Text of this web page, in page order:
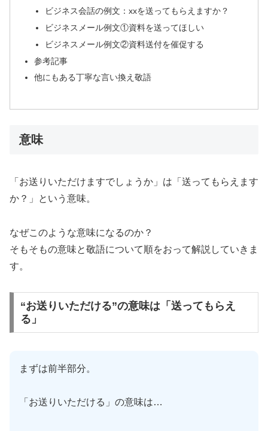
ビジネス会話の例文：xxを送ってもらえますか？
ビジネスメール例文①資料を送ってほしい
ビジネスメール例文②資料送付を催促する
参考記事
他にもある丁寧な言い換え敬語
意味
「お送りいただけますでしょうか」は「送ってもらえます
か？」という意味。
なぜこのような意味になるのか？
そもそもの意味と敬語について順をおって解説していきま
す。
“お送りいただける”の意味は「送ってもらえ
る」
まずは前半部分。
「お送りいただける」の意味は…